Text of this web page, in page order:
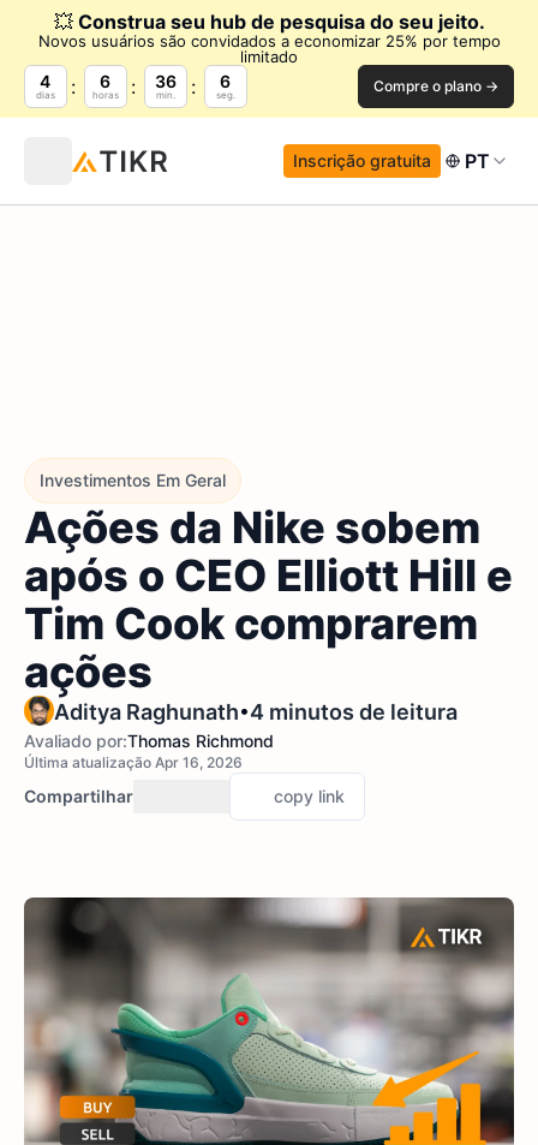
💥 Construa seu hub de pesquisa do seu jeito.
Novos usuários são convidados a economizar 25% por tempo
limitado
4
dias
6
horas
36
min.
5
seg. Compre o plano →
Inscrição gratuita PT
Investimentos Em Geral
Ações da Nike sobem
após o CEO Elliott Hill e
Tim Cook comprarem
ações
Aditya Raghunath•4 minutos de leitura
Avaliado por:Thomas Richmond
Última atualização Apr 16, 2026
Compartilhar copy link